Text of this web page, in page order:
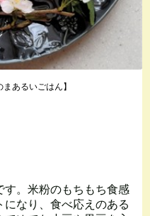
あるいごはん】
す。米粉のもちもち食感
なり、食べ応えのある